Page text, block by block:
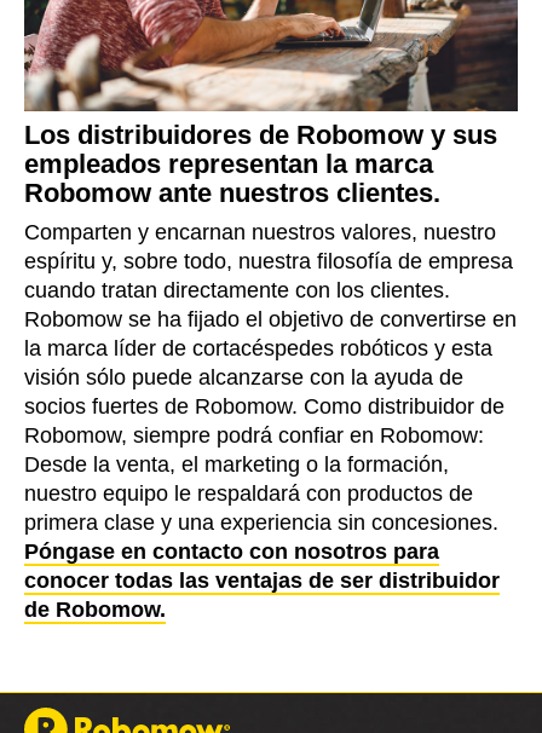
Los distribuidores de Robomow y sus
empleados representan la marca
Robomow ante nuestros clientes.
Comparten y encarnan nuestros valores, nuestro
espíritu y, sobre todo, nuestra filosofía de empresa
cuando tratan directamente con los clientes.
Robomow se ha fijado el objetivo de convertirse en
la marca líder de cortacéspedes robóticos y esta
visión sólo puede alcanzarse con la ayuda de
socios fuertes de Robomow. Como distribuidor de
Robomow, siempre podrá confiar en Robomow:
Desde la venta, el marketing o la formación,
nuestro equipo le respaldará con productos de
primera clase y una experiencia sin concesiones.
Póngase en contacto con nosotros para
conocer todas las ventajas de ser distribuidor
de Robomow.